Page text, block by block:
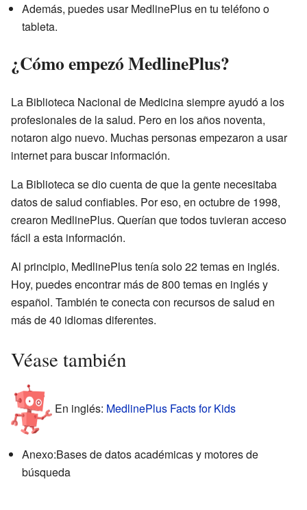
Además, puedes usar MedlinePlus en tu teléfono o
tableta.
¿Cómo empezó MedlinePlus?
La Biblioteca Nacional de Medicina siempre ayudó a los
profesionales de la salud. Pero en los años noventa,
notaron algo nuevo. Muchas personas empezaron a usar
internet para buscar información.
La Biblioteca se dio cuenta de que la gente necesitaba
datos de salud confiables. Por eso, en octubre de 1998,
crearon MedlinePlus. Querían que todos tuvieran acceso
fácil a esta información.
Al principio, MedlinePlus tenía solo 22 temas en inglés.
Hoy, puedes encontrar más de 800 temas en inglés y
español. También te conecta con recursos de salud en
más de 40 idiomas diferentes.
Véase también
En inglés: MedlinePlus Facts for Kids
Anexo:Bases de datos académicas y motores de
búsqueda